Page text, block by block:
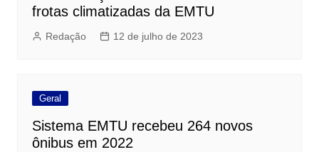
frotas climatizadas da EMTU
Redação 12 de julho de 2023
Geral
Sistema EMTU recebeu 264 novos
ônibus em 2022